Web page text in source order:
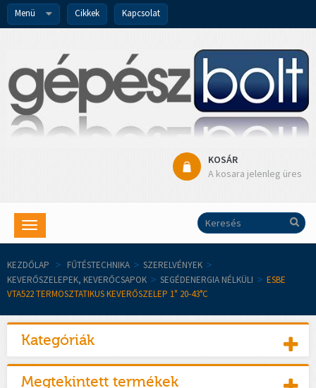
Menü Cikkek Kapcsolat
KOSÁR
A kosara jelenleg üres
Toggle
navigation
KEZDŐLAP > FŰTÉSTECHNIKA > SZERELVÉNYEK >
KEVERŐSZELEPEK, KEVERŐCSAPOK > SEGÉDENERGIA NÉLKÜLI > ESBE
VTA522 TERMOSZTATIKUS KEVERŐSZELEP 1" 20-43°C
Kategóriák
Megtekintett termékek